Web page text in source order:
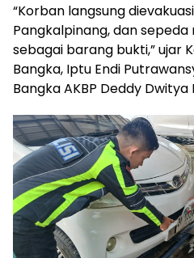
“Korban langsung
Pangkalpinang, dan
sebagai barang bukti,” ujar
Bangka, Iptu Endi
Bangka AKBP Deddy Dwitya